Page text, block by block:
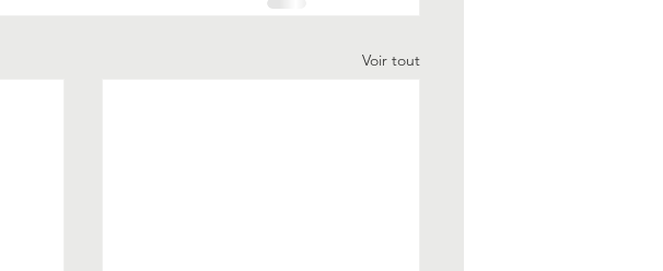
Voir tout